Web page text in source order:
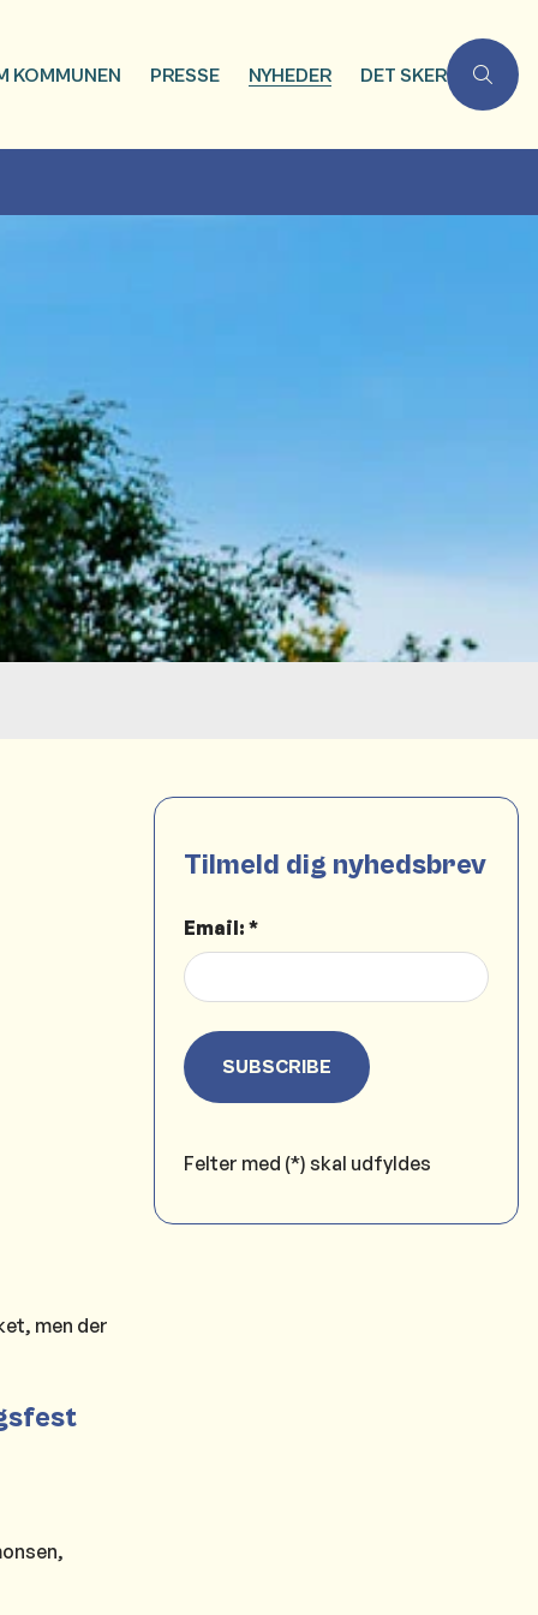
KOMMUNEN PRESSE NYHEDER DET SKER
men der
Tilmeld dig nyhedsbrev
Email: *
SUBSCRIBE
Felter med (*) skal udfyldes